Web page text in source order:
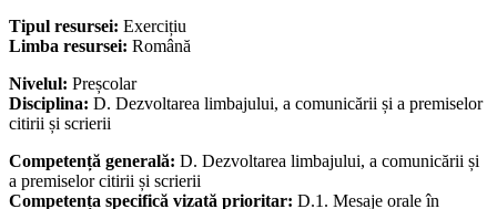
Tipul resursei: Exercițiu
Limba resursei: Română
Nivelul: Preșcolar
Disciplina: D. Dezvoltarea limbajului, a comunicării și a premiselor
citirii și scrierii
Competență generală: D. Dezvoltarea limbajului, a comunicării și
a premiselor citirii și scrierii
Competența specifică vizată prioritar: D.1. Mesaje orale în